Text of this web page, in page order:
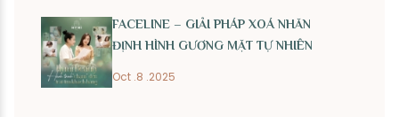
FACELINE – GIẢI PHÁP XOÁ NHĂN
ĐỊNH HÌNH GƯƠNG MẶT TỰ NHIÊN
Oct .8 .2025